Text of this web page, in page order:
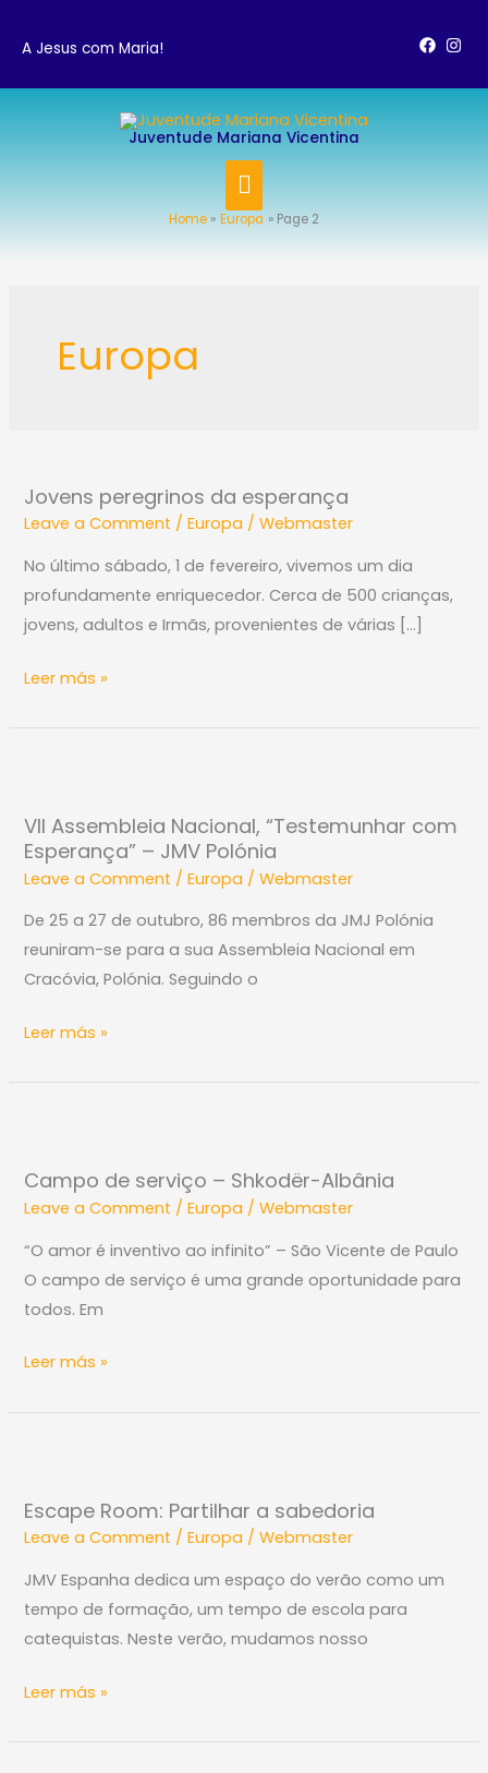
A Jesus com Maria!
Juventude Mariana Vicentina
MAIN
MENU
Home Europa Page 2
Europa
Jovens peregrinos da esperança
Leave a Comment /Europa /Webmaster
No último sábado, 1 de fevereiro, vivemos um dia
profundamente enriquecedor. Cerca de 500 crianças,
jovens, adultos e Irmãs, provenientes de várias […]
da
esperança
Leer más »
VII Assembleia Nacional, “Testemunhar com
Esperança” – JMV Polónia
Leave a Comment /Europa /Webmaster
De 25 a 27 de outubro, 86 membros da JMJ Polónia
reuniram-se para a sua Assembleia Nacional em
Cracóvia, Polónia. Seguindo o
Nacional,
“Testemunhar
com
Esperança”
–
JMV
Leer más »
Campo de serviço – Shkodër-Albânia
Leave a Comment /Europa /Webmaster
“O amor é inventivo ao infinito” – São Vicente de Paulo
O campo de serviço é uma grande oportunidade para
todos. Em
serviço
–
Shkodër-
Albânia
Leer más »
Escape Room: Partilhar a sabedoria
Leave a Comment /Europa /Webmaster
JMV Espanha dedica um espaço do verão como um
tempo de formação, um tempo de escola para
catequistas. Neste verão, mudamos nosso
Partilhar
a
sabedoria
Leer más »